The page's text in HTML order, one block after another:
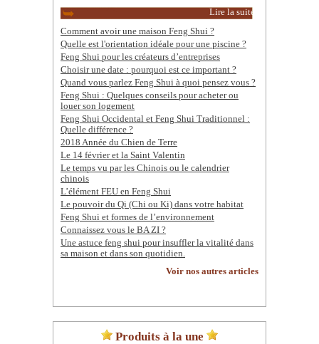
Lire la suite
Comment avoir une maison Feng Shui ?
Quelle est l'orientation idéale pour une piscine ?
Feng Shui pour les créateurs d’entreprises
Choisir une date : pourquoi est ce important ?
Quand vous parlez Feng Shui à quoi pensez vous ?
Feng Shui : Quelques conseils pour acheter ou
louer son logement
Feng Shui Occidental et Feng Shui Traditionnel :
Quelle différence ?
2018 Année du Chien de Terre
Le 14 février et la Saint Valentin
Le temps vu par les Chinois ou le calendrier
chinois
L’élément FEU en Feng Shui
Le pouvoir du Qi (Chi ou Ki) dans votre habitat
Feng Shui et formes de l’environnement
Connaissez vous le BA ZI ?
Une astuce feng shui pour insuffler la vitalité dans
sa maison et dans son quotidien.
Voir nos autres articles
Produits à la une